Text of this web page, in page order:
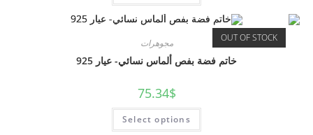
OUT OF STOCK مجوهرات
خاتم فضة بفص ألماس نسائي- عيار 925
75.34$
Select options